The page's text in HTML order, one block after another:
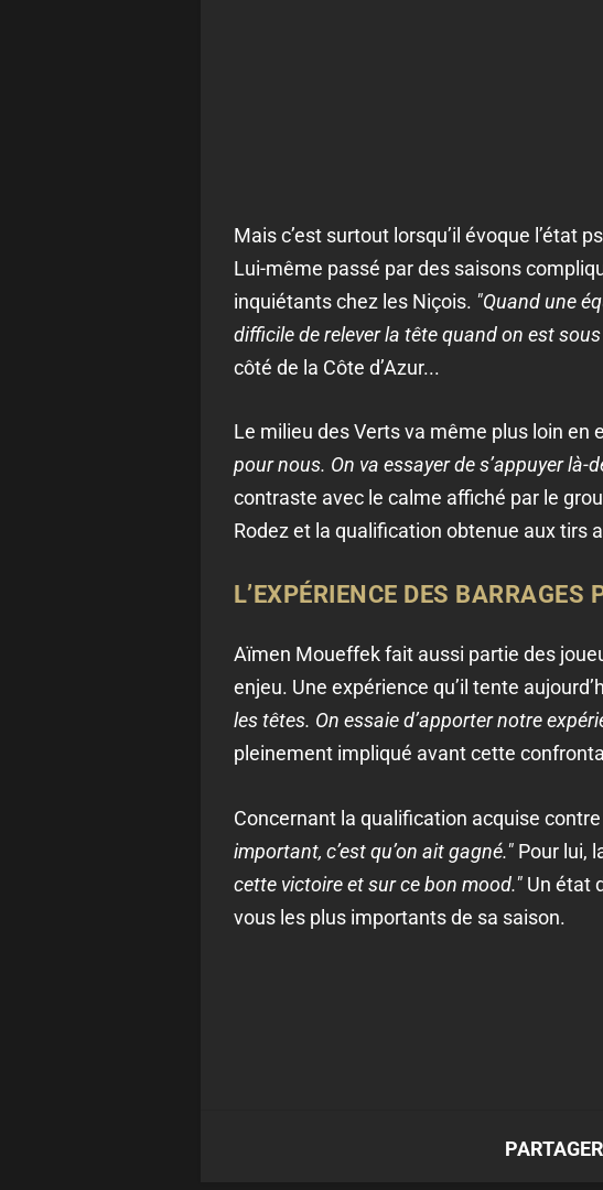
Mais c’est surtout lorsqu’il évoque l’état
Lui-même passé par des saisons
inquiétants chez les Niçois. "Quand une
difficile de relever la tête quand on est sous
côté de la Côte d’Azur...
Le milieu des Verts va même plus loin
pour nous. On va essayer de s’appuyer
contraste avec le calme affiché par le
Rodez et la qualification obtenue aux tirs
L’EXPÉRIENCE DES BARRAGES
Aïmen Moueffek fait aussi partie des
enjeu. Une expérience qu’il tente
les têtes. On essaie d’apporter notre
pleinement impliqué avant cette
Concernant la qualification acquise
important, c’est qu’on ait gagné."Pour lui,
cette victoire et sur ce bon mood."Un état
vous les plus importants de sa saison.